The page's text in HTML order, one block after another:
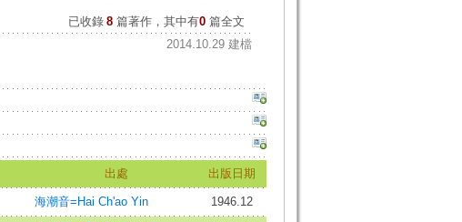
已收錄 8 篇著作，其中有0篇全文
2014.10.29 建檔
出處 出版日期
海潮音=Hai Ch'ao Yin 1946.12